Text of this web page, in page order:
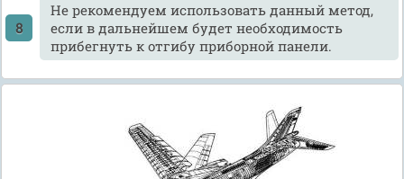
He рекомендуем использовать данный метод,
если в дальнейшем будет необходимость
прибегнуть к отгибу приборной панели.